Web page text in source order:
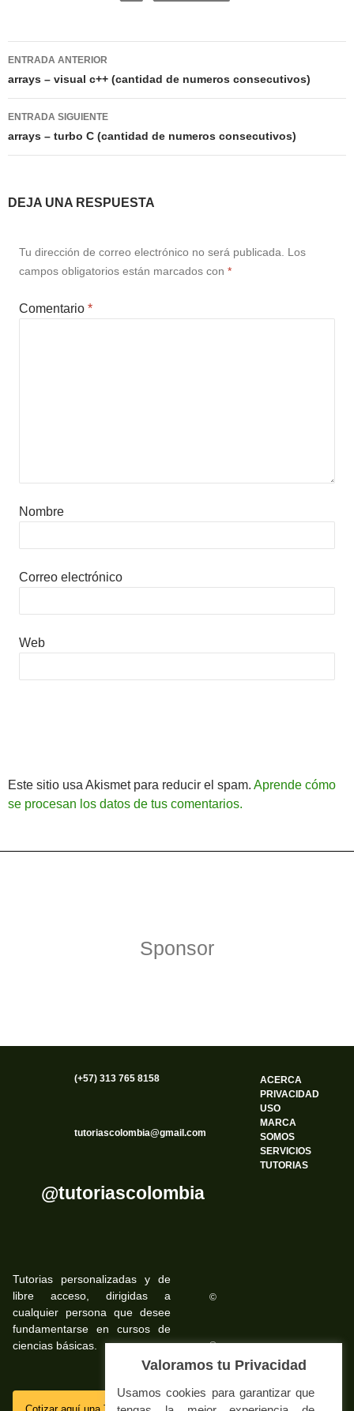
Navegación
de
entradas
ENTRADA ANTERIOR
arrays – visual c++ (cantidad de numeros consecutivos)
ENTRADA SIGUIENTE
arrays – turbo C (cantidad de numeros consecutivos)
DEJA UNA RESPUESTA
Tu dirección de correo electrónico no será publicada. Los
campos obligatorios están marcados con *
Comentario *
Nombre
Correo electrónico
Web
Este sitio usa Akismet para reducir el spam. Aprende cómo
se procesan los datos de tus comentarios.
Sponsor
(+57) 313 765 8158
tutoriascolombia@gmail.com
@tutoriascolombia
ACERCA
PRIVACIDAD
USO
MARCA
SOMOS
SERVICIOS
TUTORIAS
Tutorias personalizadas y de
libre acceso, dirigidas a
cualquier persona que desee
fundamentarse en cursos de
ciencias básicas.
©
©
SSL
Valoramos tu Privacidad
Usamos cookies para garantizar que